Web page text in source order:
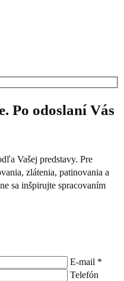
Po odoslaní Vás
Vašej predstavy. Pre
zlátenia, patinovania a
sa inšpirujte spracovaním
E-mail *
Telefón